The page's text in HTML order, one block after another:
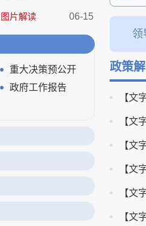
图片解读 06-15
重大决策预公开
政府工作报告
领
政策